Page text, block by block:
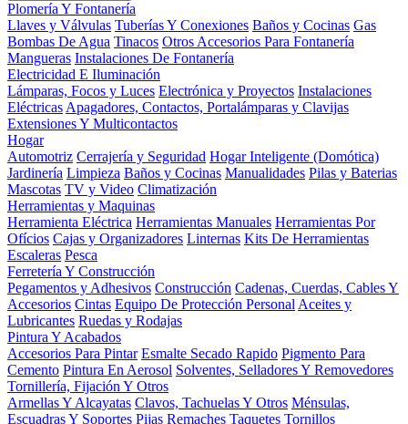
Plomería Y Fontanería
Llaves y Válvulas Tuberías Y Conexiones Baños y Cocinas Gas
Bombas De Agua Tinacos Otros Accesorios Para Fontanería
Mangueras Instalaciones De Fontanería
Electricidad E Iluminación
Lámparas, Focos y Luces Electrónica y Proyectos Instalaciones
Eléctricas Apagadores, Contactos, Portalámparas y Clavijas
Extensiones Y Multicontactos
Hogar
Automotriz Cerrajería y Seguridad Hogar Inteligente (Domótica)
Jardinería Limpieza Baños y Cocinas Manualidades Pilas y Baterias
Mascotas TV y Video Climatización
Herramientas y Maquinas
Herramienta Eléctrica Herramientas Manuales Herramientas Por
Ofícios Cajas y Organizadores Linternas Kits De Herramientas
Escaleras Pesca
Ferretería Y Construcción
Pegamentos y Adhesivos Construcción Cadenas, Cuerdas, Cables Y
Accesorios Cintas Equipo De Protección Personal Aceites y
Lubricantes Ruedas y Rodajas
Pintura Y Acabados
Accesorios Para Pintar Esmalte Secado Rapido Pigmento Para
Cemento Pintura En Aerosol Solventes, Selladores Y Removedores
Tornillería, Fijación Y Otros
Armellas Y Alcayatas Clavos, Tachuelas Y Otros Ménsulas,
Escuadras Y Soportes Pijas Remaches Taquetes Tornillos